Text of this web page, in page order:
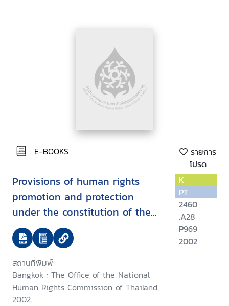
E-BOOKS
รายการ
โปรด
Provisions of human rights
promotion and protection
under the constitution of the
kingdom of Thailand B.E. 2540
(1997) and National human
rights commission act B.E. 2542
(1999)
สถานที่พิมพ์:
Bangkok : The Office of the National
Human Rights Commission of Thailand,
2002.
K
PT
2460
.A28
P969
2002